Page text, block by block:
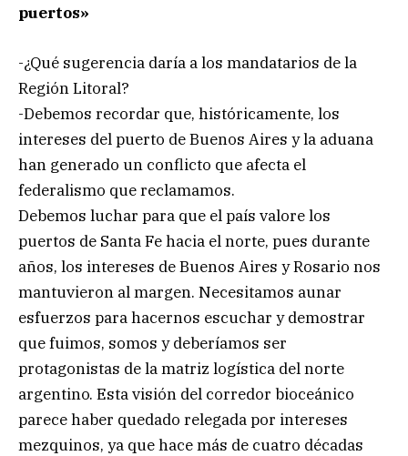
puertos»
-¿Qué sugerencia daría a los mandatarios de la
Región Litoral?
-Debemos recordar que, históricamente, los
intereses del puerto de Buenos Aires y la aduana
han generado un conflicto que afecta el
federalismo que reclamamos.
Debemos luchar para que el país valore los
puertos de Santa Fe hacia el norte, pues durante
años, los intereses de Buenos Aires y Rosario nos
mantuvieron al margen. Necesitamos aunar
esfuerzos para hacernos escuchar y demostrar
que fuimos, somos y deberíamos ser
protagonistas de la matriz logística del norte
argentino. Esta visión del corredor bioceánico
parece haber quedado relegada por intereses
mezquinos, ya que hace más de cuatro décadas